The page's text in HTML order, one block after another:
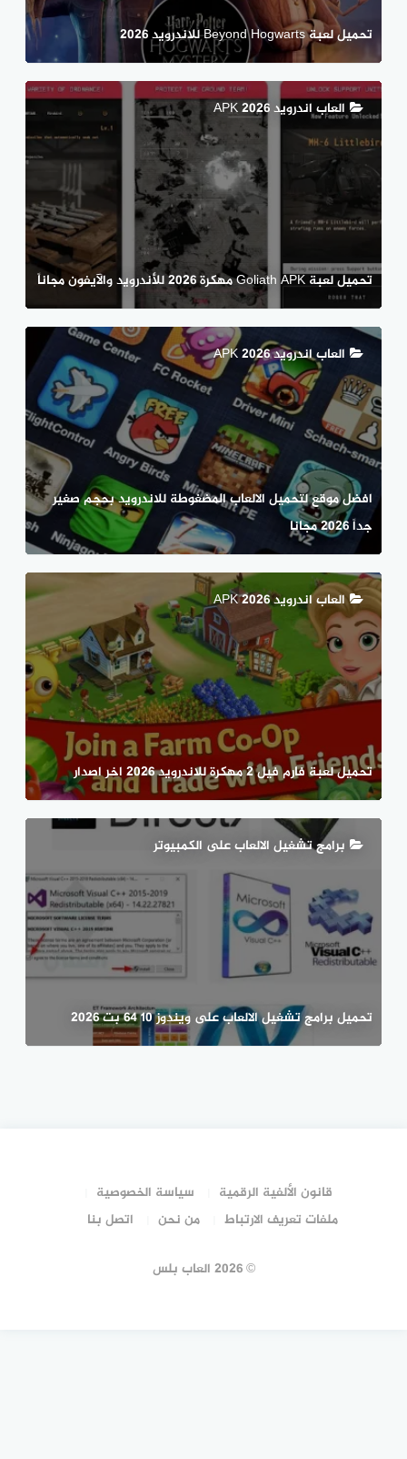
تحميل لعبة Beyond Hogwarts للاندرويد 2026
العاب اندرويد APK 2026
تحميل لعبة Goliath APK مهكرة 2026 للأندرويد والآيفون مجاناً
العاب اندرويد APK 2026
افضل موقع لتحميل الالعاب المضغوطة للاندرويد بحجم صغير
جداً 2026 مجانا
العاب اندرويد APK 2026
تحميل لعبة فارم فيل 2 مهكرة للاندرويد 2026 اخر اصدار
برامج تشغيل الالعاب على الكمبيوتر
تحميل برامج تشغيل الالعاب على ويندوز 10 64 بت 2026
قانون الألفية الرقمية
سياسة الخصوصية
ملفات تعريف الارتباط
من نحن اتصل بنا
© 2026 العاب بلس